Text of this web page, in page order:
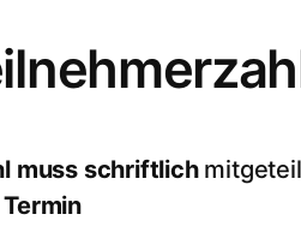
muss schriftlich